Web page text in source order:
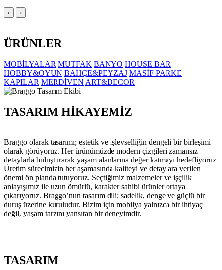
‹ ›
ÜRÜNLER
MOBİLYALAR MUTFAK BANYO HOUSE BAR
HOBBY&OYUN BAHÇE&PEYZAJ MASİF PARKE
KAPILAR MERDİVEN ART&DECOR
TASARIM HİKAYEMİZ
Braggo olarak tasarımı; estetik ve işlevselliğin dengeli bir birleşimi
olarak görüyoruz. Her ürünümüzde modern çizgileri zamansız
detaylarla buluşturarak yaşam alanlarına değer katmayı hedefliyoruz.
Üretim sürecimizin her aşamasında kaliteyi ve detaylara verilen
önemi ön planda tutuyoruz. Seçtiğimiz malzemeler ve işçilik
anlayışımız ile uzun ömürlü, karakter sahibi ürünler ortaya
çıkarıyoruz. Braggo’nun tasarım dili; sadelik, denge ve güçlü bir
duruş üzerine kuruludur. Bizim için mobilya yalnızca bir ihtiyaç
değil, yaşam tarzını yansıtan bir deneyimdir.
TASARIM